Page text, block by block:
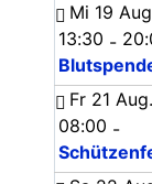
Mi 19
13:30 -
Fr 21
08:00 -